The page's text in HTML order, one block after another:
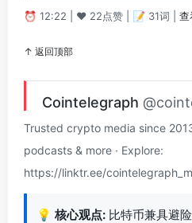
⏰ 12:22 | ❤️ 22点赞 | 📝 31词 |
↑ 返回顶部
Cointelegraph
Trusted crypto media since
podcasts & more · Explore:
https://linktr.ee/
💡 核心观点: 比特币兼具避